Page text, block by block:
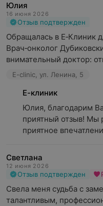
Юлия
16 июня 2026
Отзыв подтвержден
Обращалась в Е‑Клиник
Врач‑онколог
внимательный доктор:
E-clinic, ул. Ленина, 5
Е-клиник
Юлия, благодарим
приятный отзыв! Мы
приятное
Светлана
12 июня 2026
Отзыв подтвержден
Свела меня судьба с
талантливым,